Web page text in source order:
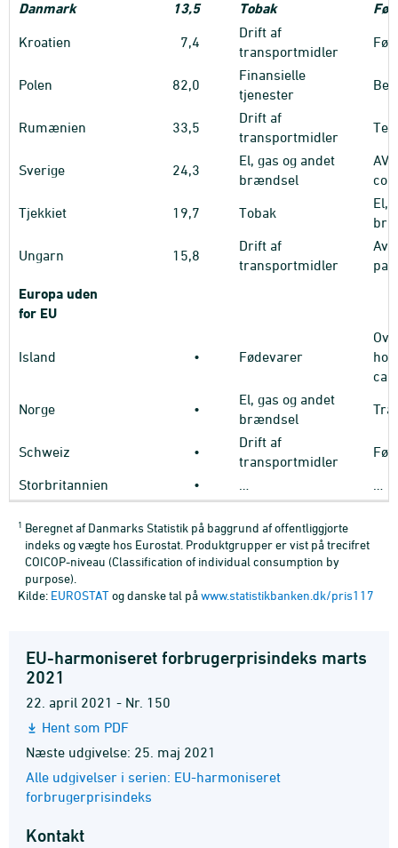
Danmark 13,5 Tobak
Kroatien 7,4
Drift af
transportmidler
Polen 82,0
Finansielle
tjenester
Rumænien 33,5
Drift af
transportmidler
Sverige 24,3
El, gas og andet
brændsel
Tjekkiet 19,7 Tobak
El,
Ungarn 15,8
Drift af
transportmidler
Europa uden
for EU
Island • Fødevarer
Norge •
El, gas og andet
brændsel
Schweiz •
Drift af
transportmidler
Storbritannien •
1 Beregnet af Danmarks Statistik på baggrund af offentliggjorte
indeks og vægte hos Eurostat. Produktgrupper er vist på trecifret
COICOP-niveau (Classification of individual consumption by
purpose).
Kilde: EUROSTATog danske tal påwww.statistikbanken.dk/pris117
EU-harmoniseret forbrugerprisindeks marts
2021
22. april 2021 - Nr. 150
Hent som PDF
Næste udgivelse: 25. maj 2021
Alle udgivelser i serien: EU-harmoniseret
forbrugerprisindeks
Kontakt